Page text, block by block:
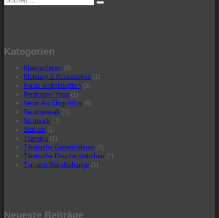
nach:
Suchen
Kategorien
Klangschalen (3)
Kleidung & Accessoires (1)
Malas Gebetsketten (3)
Meditation Yoga (1)
Nepal Art Shop Infos (8)
Räucherwerk (1)
Schmuck (1)
Statuen (1)
Thangka (1)
Tibetische Gebetsfahnen (3)
Tibetische Räucherstäbchen (2)
Tür- und Wandbehänge (1)
Neueste Beiträge